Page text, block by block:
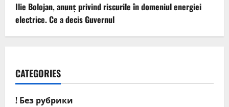
Ilie Bolojan, anunț privind riscurile în domeniul energiei
electrice. Ce a decis Guvernul
CATEGORIES
! Без рубрики